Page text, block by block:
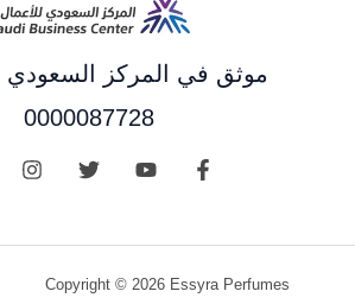
موثق في المركز السعودي
0000087728
Copyright © 2026 Essyra Perfumes